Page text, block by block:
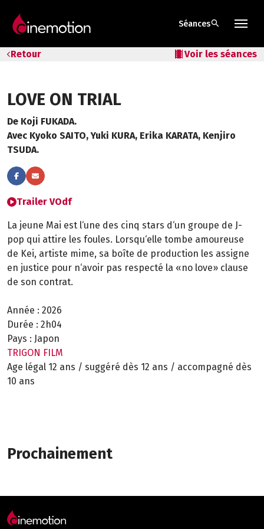
Séancessearch
Retour local_movies Voir les séances
LOVE ON TRIAL
De Koji FUKADA.
Avec Kyoko SAITO, Yuki KURA, Erika KARATA, Kenjiro
TSUDA.
Trailer VOdf
La jeune Mai est l‘une des cinq stars d‘un groupe de J-
pop qui attire les foules. Lorsqu‘elle tombe amoureuse
de Kei, artiste mime, sa boîte de production les assigne
en justice pour n‘avoir pas respecté la «no love» clause
de son contrat.
Année : 2026
Durée : 2h04
Pays : Japon
TRIGON FILM
Age légal 12 ans / suggéré dès 12 ans / accompagné dès
10 ans
Prochainement
Bons cadeaux
Bons plans